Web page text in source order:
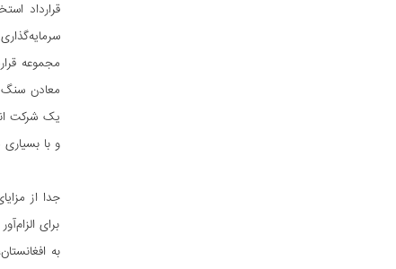
مجموعه
یک شرکت
و با
جدا از
برای
به